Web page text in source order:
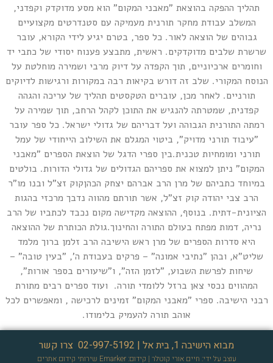
תהליך ההפקה בהוצאת "מאבני המקום" הוא מסע מדוקדק וקפדני,
המשלב עבודת מחקר תורנית מעמיקה עם סטנדרטים מקצועיים
גבוהים של הוצאה לאור. כל ספר, בטרם יגיע לידי הקורא, עובר
שרשרת שלבים מדוקדקים. ראשית, מתבצע פענוח יסודי של כתבי יד
וחומרים ארכיוניים, תוך הקפדה על דיוק מרבי ושמירה מוחלטת על
הנוסח המקורי. שלב זה דורש בקיאות רבה במקורות ורגישות לדיוקים
תורניים. לאחר מכן, עוברים הטקסטים תהליך של עריכה והגהה
קפדנית, שמטרתה להנגיש את התוכן לקהל הרחב, תוך שמירה על
רמתה התורנית הגבוהה ועל דבריהם של גדולי ישראל. כל ספר עובר
"עיבוד תורני מדויק", ביטוי המגלם את השילוב הייחודי של עמל
תורני ומומחיות טכנית.בין ספרי הדגל של הוצאת הספרים "מאבני
המקום" ניתן למצוא את ספריהם הגדולים של גדולי הדורות. בולטים
במיוחד כתביהם של מרן הרב אברהם יצחק הכהןקוק זצ"ל ובנו מו"ר
הרב צבי יהודה קוק זצ"ל, אשר תורתם מהווה נדבך מרכזי בהגות
הציונית-דתית. בנוסף, ההוצאה מקדישה מקום נכבד לכתביו של הרב
נריה, דמות מפתח בעולם התורה והחינוך.גולת הכותרת של ההוצאה
היא סדרות הספרים של מרן ראש הישיבה הרב זלמן ברוך מלמד
שליט"א, ובהן "נתיבי אמונה" – פרקים בעבודת ה', "בעין טובה" –
שיחות לפרשת השבוע, "לזמן הזה", ו"שיעורים בספר אורות",
המהווים נכסי צאן ברזל ללומדי תורה. ועוד ספרים רבים מתורת
רבני הישיבה. ספרי "מאבני המקום" זמינים לרכישה , ומאפשרים לכל
אוהב תורה להעמיק בלימודו.
מבוא הישיבה 1, בית אל | 02-997-5192 צרו קשר
עוצב על ידי: חיים אורי קוטלר | קידום: Emarker שירותי קידום אתרים